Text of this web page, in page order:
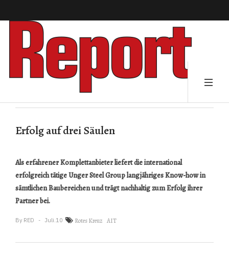
Erfolg auf drei Säulen
Als erfahrener Komplettanbieter liefert die international
erfolgreich tätige Unger Steel Group langjähriges Know-how in
sämtlichen Baubereichen und trägt nachhaltig zum Erfolg ihrer
Partner bei.
By RED Juli.10 Rotes Kreuz AIT